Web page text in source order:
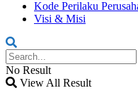
Kode Perilaku
Visi & Misi
No Result
View All Result